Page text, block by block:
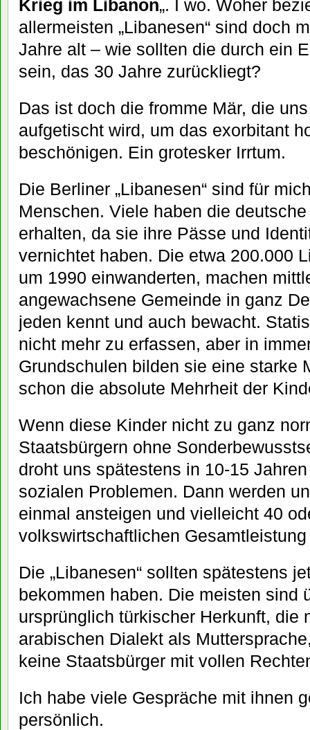
Krieg im Libanon„. I wo. Woher
allermeisten „Libanesen“ sind doch
Jahre alt – wie sollten die durch ein
sein, das 30 Jahre zurückliegt?
Das ist doch die fromme Mär, die
aufgetischt wird, um das exorbitant
beschönigen. Ein grotesker Irrtum.
Die Berliner „Libanesen“ sind für
Menschen. Viele haben die
erhalten, da sie ihre Pässe und
vernichtet haben. Die etwa 200.000
um 1990 einwanderten, machen
angewachsene Gemeinde in ganz
jeden kennt und auch bewacht.
nicht mehr zu erfassen, aber in
Grundschulen bilden sie eine starke
schon die absolute Mehrheit der
Wenn diese Kinder nicht zu ganz
Staatsbürgern ohne
droht uns spätestens in 10-15
sozialen Problemen. Dann werden
einmal ansteigen und vielleicht 40
volkswirtschaftlichen
Die „Libanesen“ sollten spätestens
bekommen haben. Die meisten sind
ursprünglich türkischer Herkunft, die
arabischen Dialekt als
keine Staatsbürger mit vollen
Ich habe viele Gespräche mit ihnen
persönlich.